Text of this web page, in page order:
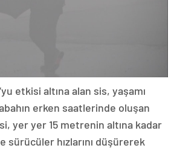
etkisi altına alan sis, yaşamı
erken saatlerinde oluşan
yer yer 15 metrenin altına kadar
sürücüler hızlarını düşürerek